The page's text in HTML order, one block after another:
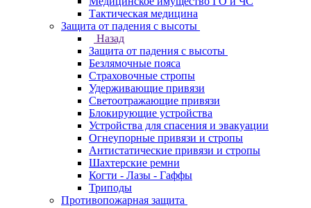
Тактическая медицина
Защита от падения с высоты
Назад
Защита от падения с высоты
Безлямочные пояса
Страховочные стропы
Удерживающие привязи
Светоотражающие привязи
Блокирующие устройства
Устройства для спасения и эвакуации
Огнеупорные привязи и стропы
Антистатические привязи и стропы
Шахтерские ремни
Когти - Лазы - Гаффы
Триподы
Противопожарная защита